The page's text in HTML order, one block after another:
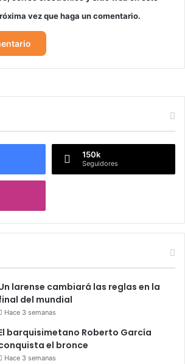
vez que haga un comentario.
150k
Seguidores
larense cambiará las reglas en la
del mundial
Hace 3 semanas
barquisimetano Roberto García
el bronce
Hace 3 semanas